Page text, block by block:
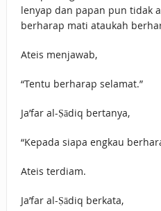
lenyap dan papan pun tidak
berharap mati ataukah
Ateis menjawab,
“Tentu berharap selamat.”
Ja’far al-Ṣādiq bertanya,
“Kepada siapa engkau
Ateis terdiam.
Ja’far al-Ṣādiq berkata,